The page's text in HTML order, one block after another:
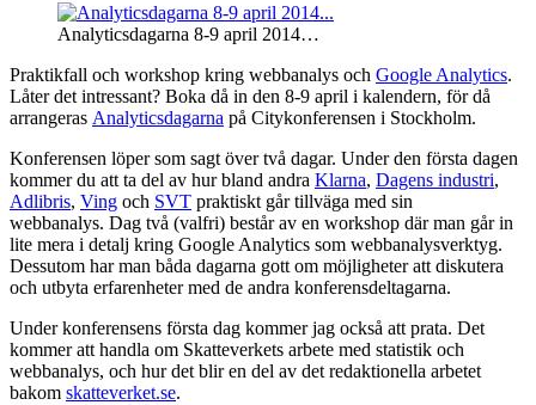
Analyticsdagarna 8-9 april 2014…
Praktikfall och workshop kring webbanalys och Google Analytics.
Låter det intressant? Boka då in den 8-9 april i kalendern, för då
arrangeras Analyticsdagarna på Citykonferensen i Stockholm.
Konferensen löper som sagt över två dagar. Under den första dagen
kommer du att ta del av hur bland andra Klarna, Dagens industri,
Adlibris, Ving och SVT praktiskt går tillväga med sin
webbanalys. Dag två (valfri) består av en workshop där man går in
lite mera i detalj kring Google Analytics som webbanalysverktyg.
Dessutom har man båda dagarna gott om möjligheter att diskutera
och utbyta erfarenheter med de andra konferensdeltagarna.
Under konferensens första dag kommer jag också att prata. Det
kommer att handla om Skatteverkets arbete med statistik och
webbanalys, och hur det blir en del av det redaktionella arbetet
bakom skatteverket.se.